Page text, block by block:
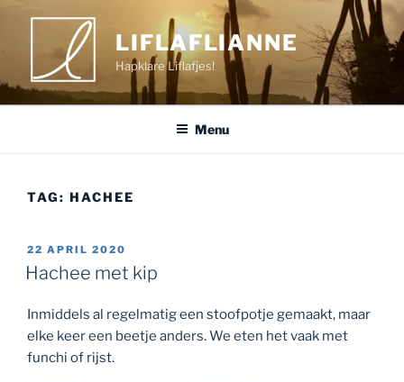
inhoud
LIFLAFLIANNE
Hapklare Liflafjes!
Menu
TAG: HACHEE
GEPLAATST
OP
22 APRIL 2020
Hachee met kip
Inmiddels al regelmatig een stoofpotje gemaakt, maar
elke keer een beetje anders. We eten het vaak met
funchi of rijst.